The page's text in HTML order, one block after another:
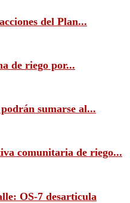
del Plan...
de riego por...
sumarse al...
comunitaria de riego...
OS-7 desarticula